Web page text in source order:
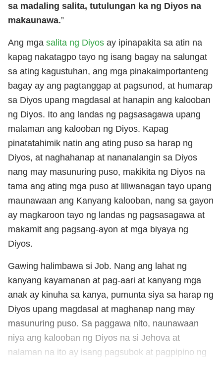
sa madaling salita, tutulungan ka ng Diyos na
makaunawa.”
Ang mga salita ng Diyos ay ipinapakita sa atin na
kapag nakatagpo tayo ng isang bagay na salungat
sa ating kagustuhan, ang mga pinakaimportanteng
bagay ay ang pagtanggap at pagsunod, at humarap
sa Diyos upang magdasal at hanapin ang kalooban
ng Diyos. Ito ang landas ng pagsasagawa upang
malaman ang kalooban ng Diyos. Kapag
pinatatahimik natin ang ating puso sa harap ng
Diyos, at naghahanap at nananalangin sa Diyos
nang may masunuring puso, makikita ng Diyos na
tama ang ating mga puso at liliwanagan tayo upang
maunawaan ang Kanyang kalooban, nang sa gayon
ay magkaroon tayo ng landas ng pagsasagawa at
makamit ang pagsang-ayon at mga biyaya ng
Diyos.
Gawing halimbawa si Job. Nang ang lahat ng
kanyang kayamanan at pag-aari at kanyang mga
anak ay kinuha sa kanya, pumunta siya sa harap ng
Diyos upang magdasal at maghanap nang may
masunuring puso. Sa paggawa nito, naunawaan
niya ang kalooban ng Diyos na si Jehova at
nalaman na ito ay isang pagsubok at pagpipino ng